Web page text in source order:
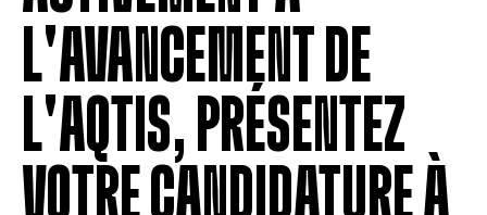
L'AVANCEMENT DE
L'AQTIS, PRÉSENTEZ
VOTRE CANDIDATURE À